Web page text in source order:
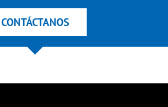
CONTÁCTANOS